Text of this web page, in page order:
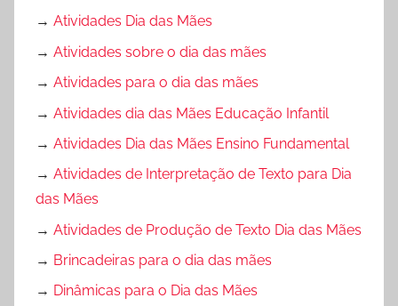
→ Atividades Dia das Mães
→ Atividades sobre o dia das mães
→ Atividades para o dia das mães
→ Atividades dia das Mães Educação Infantil
→ Atividades Dia das Mães Ensino Fundamental
→ Atividades de Interpretação de Texto para Dia
das Mães
→ Atividades de Produção de Texto Dia das Mães
→ Brincadeiras para o dia das mães
→ Dinâmicas para o Dia das Mães